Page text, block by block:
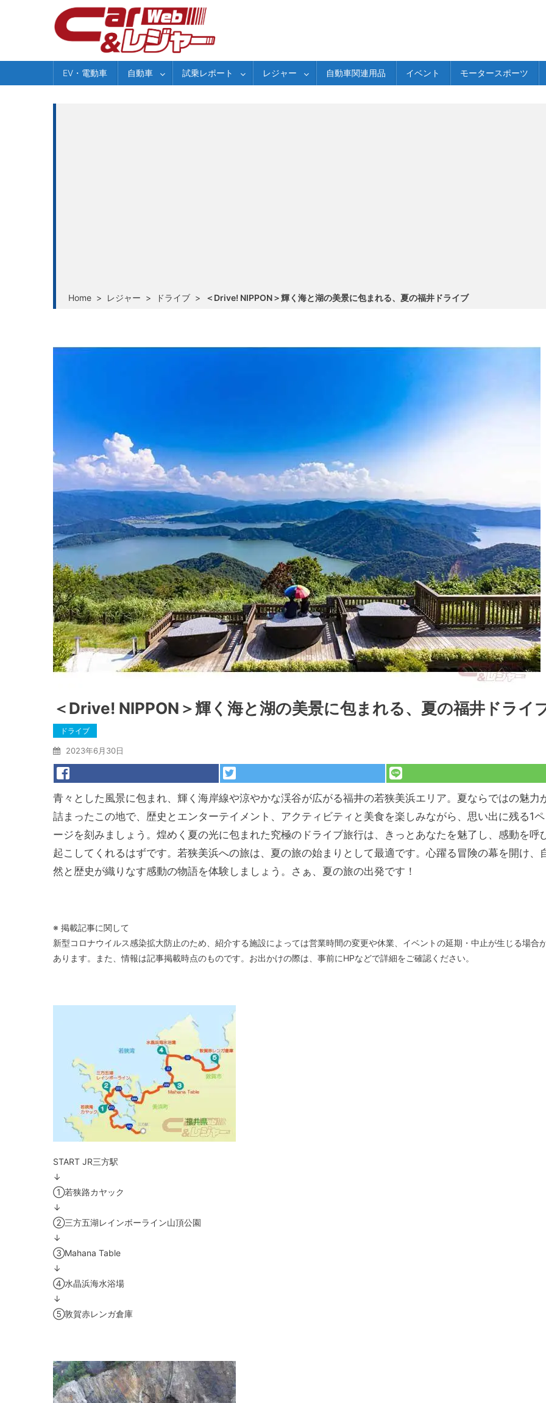
EV・電動車 自動車 試乗レポート レジャー 自動車関連用品 イベント モータースポーツ
Home > レジャー > ドライブ > ＜Drive! NIPPON＞輝く海と湖の美景に包まれる、夏の福井ドライブ
＜Drive! NIPPON＞輝く海と湖の美景に包まれる、夏の福井ドライ
ドライブ
2023年6月30日
青々とした風景に包まれ、輝く海岸線や涼やかな渓谷が広がる福井の若狭美浜エリア。夏ならではの魅力
詰まったこの地で、歴史とエンターテイメント、アクティビティと美食を楽しみながら、思い出に残る1ペ
ージを刻みましょう。煌めく夏の光に包まれた究極のドライブ旅行は、きっとあなたを魅了し、感動を呼
起こしてくれるはずです。若狭美浜への旅は、夏の旅の始まりとして最適です。心躍る冒険の幕を開け、
然と歴史が織りなす感動の物語を体験しましょう。さぁ、夏の旅の出発です！
※ 掲載記事に関して
新型コロナウイルス感染拡大防止のため、紹介する施設によっては営業時間の変更や休業、イベントの延期・中止が生じる場合
あります。また、情報は記事掲載時点のものです。お出かけの際は、事前にHPなどで詳細をご確認ください。
START JR三方駅
↓
①若狭路カヤック
↓
②三方五湖レインボーライン山頂公園
↓
③Mahana Table
↓
④水晶浜海水浴場
↓
⑤敦賀赤レンガ倉庫